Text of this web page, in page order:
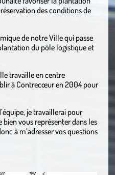
des conditions de
de notre Ville qui passe
du pôle logistique et
travaille en centre
à Contrecœur en 2004 pour
je travaillerai pour
vous représenter dans les
à m’adresser vos questions